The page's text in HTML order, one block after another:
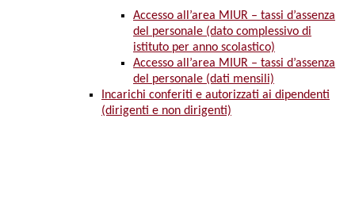
Accesso all’area MIUR – tassi d’assenza
del personale (dato complessivo di
istituto per anno scolastico)
Accesso all’area MIUR – tassi d’assenza
del personale (dati mensili)
Incarichi conferiti e autorizzati ai dipendenti
(dirigenti e non dirigenti)